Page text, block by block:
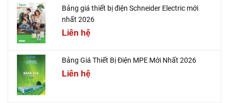
Bảng giá thiết bị điện Schneider Electric mới
nhất 2026
Liên hệ
Bảng Giá Thiết Bị Điện MPE Mới Nhất 2026
Liên hệ